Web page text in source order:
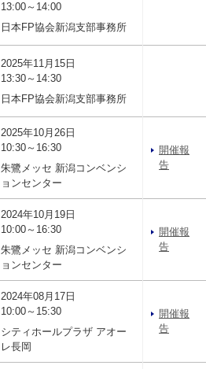
13:00～14:00
日本FP協会新潟支部事務所
2025年11月15日
13:30～14:30
日本FP協会新潟支部事務所
2025年10月26日
10:30～16:30
朱鷺メッセ 新潟コンベンシ
ョンセンター
開催報
告
2024年10月19日
10:00～16:30
朱鷺メッセ 新潟コンベンシ
ョンセンター
開催報
告
2024年08月17日
10:00～15:30
シティホールプラザ アオー
レ長岡
開催報
告